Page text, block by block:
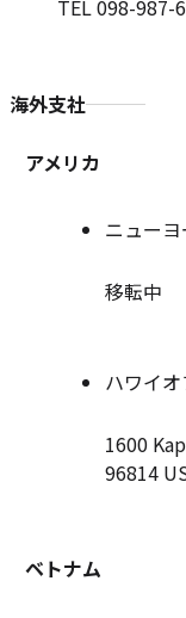
TEL 098-987-
海外支社
アメリカ
ニュー
移転中
ハワイ
1600
96814
ベトナム